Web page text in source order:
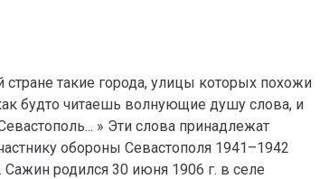
такие города, улицы которых похожи
будто читаешь волнующие душу слова, и
» Эти слова принадлежат
обороны Севастополя 1941–1942
Сажин родился 30 июня 1906 г. в селе